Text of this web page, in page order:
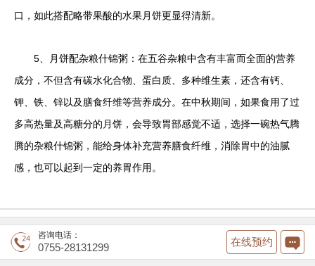
口，如此搭配略带果酸的水果月饼更显得清新。
5、月饼配杂粮什锦粥：在五谷杂粮中含有丰富而全面的营养
成分，不但含有碳水化合物、蛋白质、多种维生素，还含有钙、
钾、铁、锌以及膳食纤维等营养成分。在中秋期间，如果食用了过
多高热量及高糖分的月饼，会导致胃部感觉不适，选择一碗热气腾
腾的杂粮什锦粥，能给身体补充营养膳食纤维，消除胃中的油腻
感，也可以起到一定的养胃作用。
咨询电话：
0755-28131299 在线预约